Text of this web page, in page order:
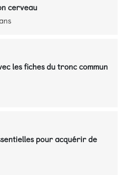
cerveau
les fiches du tronc commun
pour acquérir de